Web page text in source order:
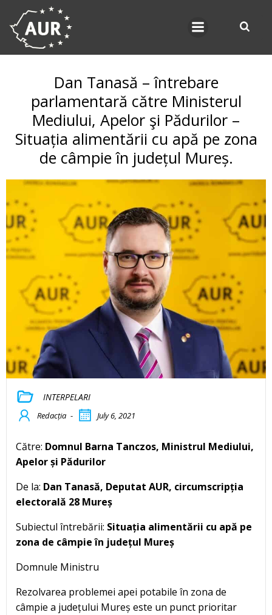
Dan Tanasă – întrebare
parlamentară către Ministerul
Mediului, Apelor şi Pădurilor –
Situația alimentării cu apă pe zona
de câmpie în județul Mureș.
INTERPELARI
Redacția - July 6, 2021
Către: Domnul Barna Tanczos, Ministrul Mediului,
Apelor și Pădurilor
De la: Dan Tanasă, Deputat AUR, circumscripția
electorală 28 Mureș
Subiectul întrebării: Situația alimentării cu apă pe
zona de câmpie în județul Mureș
Domnule Ministru
Rezolvarea problemei apei potabile în zona de
câmpie a județului Mureș este un punct prioritar